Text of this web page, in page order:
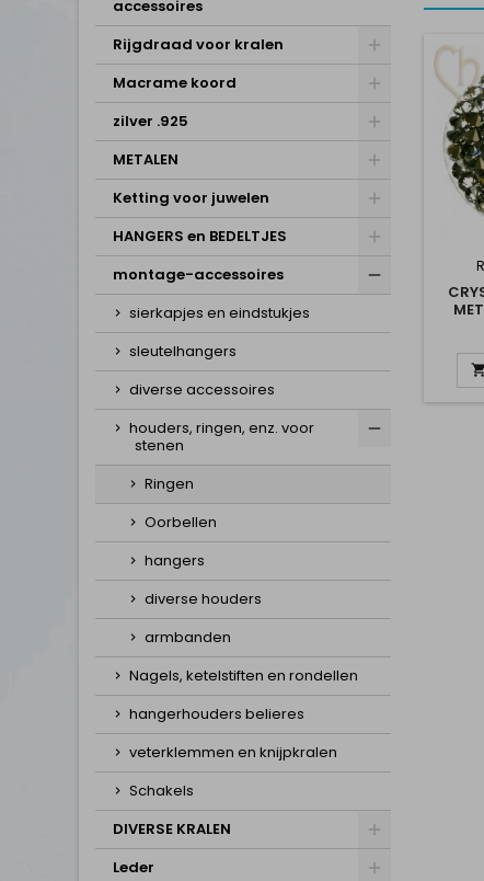
accessoires
Rijgdraad voor kralen
Macrame koord
zilver .925
METALEN
Ketting voor juwelen
HANGERS en BEDELTJES
montage-accessoires
sierkapjes en eindstukjes
sleutelhangers
diverse accessoires
houders, ringen, enz. voor
stenen
Ringen
Oorbellen
hangers
diverse houders
armbanden
Nagels, ketelstiften en rondellen
hangerhouders belieres
veterklemmen en knijpkralen
Schakels
DIVERSE KRALEN
Leder
